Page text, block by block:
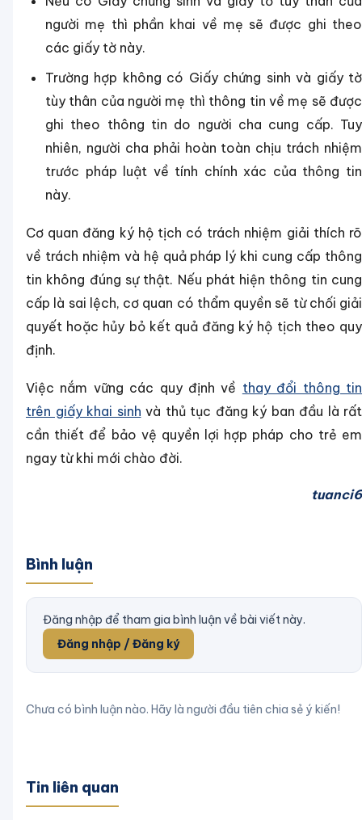
người mẹ thì phần khai về mẹ sẽ được ghi theo
các giấy tờ này.
Trường hợp không có Giấy chứng sinh và giấy tờ
tùy thân của người mẹ thì thông tin về mẹ sẽ được
ghi theo thông tin do người cha cung cấp. Tuy
nhiên, người cha phải hoàn toàn chịu trách nhiệm
trước pháp luật về tính chính xác của thông tin
này.
Cơ quan đăng ký hộ tịch có trách nhiệm giải thích rõ
về trách nhiệm và hệ quả pháp lý khi cung cấp thông
tin không đúng sự thật. Nếu phát hiện thông tin cung
cấp là sai lệch, cơ quan có thẩm quyền sẽ từ chối giải
quyết hoặc hủy bỏ kết quả đăng ký hộ tịch theo quy
định.
Việc nắm vững các quy định về thay đổi thông tin
trên giấy khai sinh và thủ tục đăng ký ban đầu là rất
cần thiết để bảo vệ quyền lợi hợp pháp cho trẻ em
ngay từ khi mới chào đời.
tuanci6
Bình luận
Đăng nhập để tham gia bình luận về bài viết này.
Đăng nhập / Đăng ký
Chưa có bình luận nào. Hãy là người đầu tiên chia sẻ ý kiến!
Tin liên quan